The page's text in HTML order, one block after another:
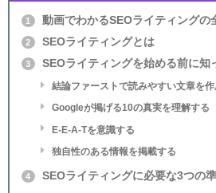
1 動画でわかるSEOライティングの
2 SEOライティングとは
3 SEOライティングを始める前に知
結論ファーストで読みやすい文章を作
Googleが掲げる10の真実を理解する
E-E-A-Tを意識する
独自性のある情報を掲載する
4 SEOライティングに必要な3つの